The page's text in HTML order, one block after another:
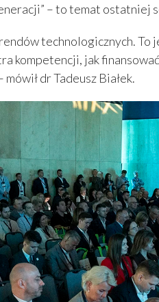
– to temat ostatniej
technologicznych.
kompetencji, jak
dr Tadeusz Białek.